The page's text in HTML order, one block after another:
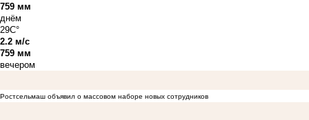
759 мм
днём
29C°
2.2 м/с
759 мм
вечером
Ростсельмаш объявил о массовом наборе новых сотрудников